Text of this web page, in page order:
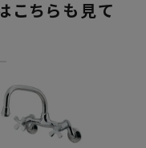
こちらも見て